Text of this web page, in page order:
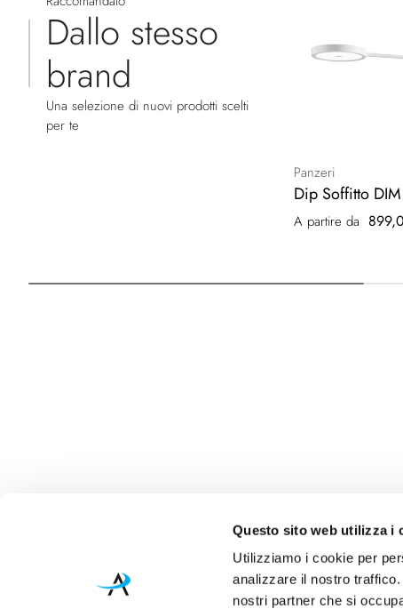
Questo sito web utilizza i
Utilizziamo i cookie per
analizzare il nostro
nostri partner che si
Dallo stesso
brand
Una selezione di nuovi prodotti scelti
per te
Panzeri
Dip Soffitto
A partire da